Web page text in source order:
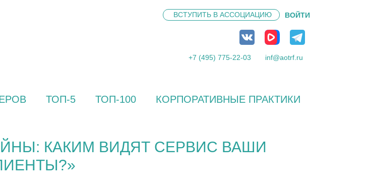
ВСТУПИТЬ В АССОЦИАЦИЮ ВОЙТИ
+7 (495) 775-22-03 inf@aotrf.ru
ТОП-5 ТОП-100 КОРПОРАТИВНЫЕ ПРАКТИКИ
КАКИМ ВИДЯТ СЕРВИС ВАШИ